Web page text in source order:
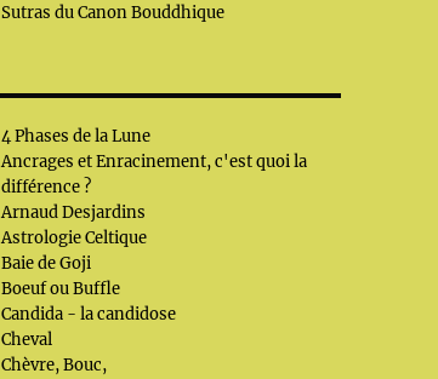
Sutras du Canon Bouddhique
4 Phases de la Lune
Ancrages et Enracinement, c'est quoi la
différence ?
Arnaud Desjardins
Astrologie Celtique
Baie de Goji
Boeuf ou Buffle
Candida - la candidose
Cheval
Chèvre, Bouc,